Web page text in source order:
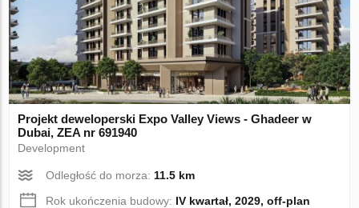
Projekt deweloperski Expo Valley Views - Ghadeer w
Dubai, ZEA nr 691940
Development
Odległość do morza: 11.5 km
Rok ukończenia budowy: IV kwartał, 2029, off-plan